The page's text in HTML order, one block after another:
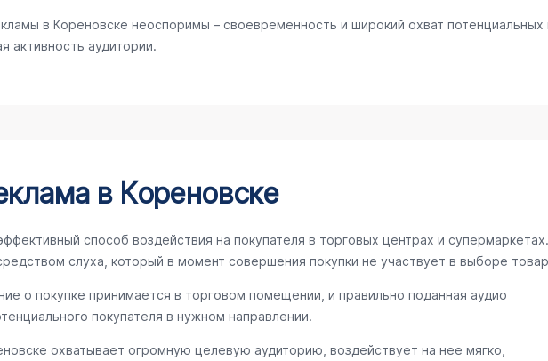
в Кореновске неоспоримы – своевременность и широкий охват потенциальных
активность аудитории.
в Кореновске
способ воздействия на покупателя в торговых центрах и супермаркетах.
слуха, который в момент совершения покупки не участвует в выборе
о покупке принимается в торговом помещении, и правильно поданная аудио
покупателя в нужном направлении.
охватывает огромную целевую аудиторию, воздействует на нее мягко,